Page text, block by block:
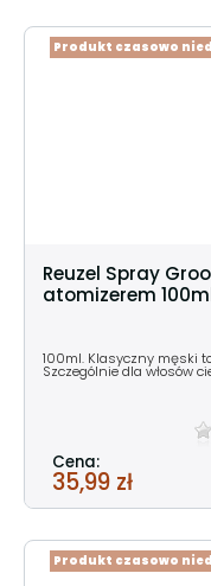
Reuzel Spray
atomizerem
100ml. Klasyczny męski
Szczególnie dla włosów
Cena:
35,99 zł
Produkt czasowo
Produkt czasowo